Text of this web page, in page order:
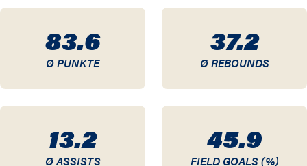
83.6
Ø PUNKTE
37.2
Ø REBOUNDS
13.2
Ø ASSISTS
45.9
FIELD GOALS (%)